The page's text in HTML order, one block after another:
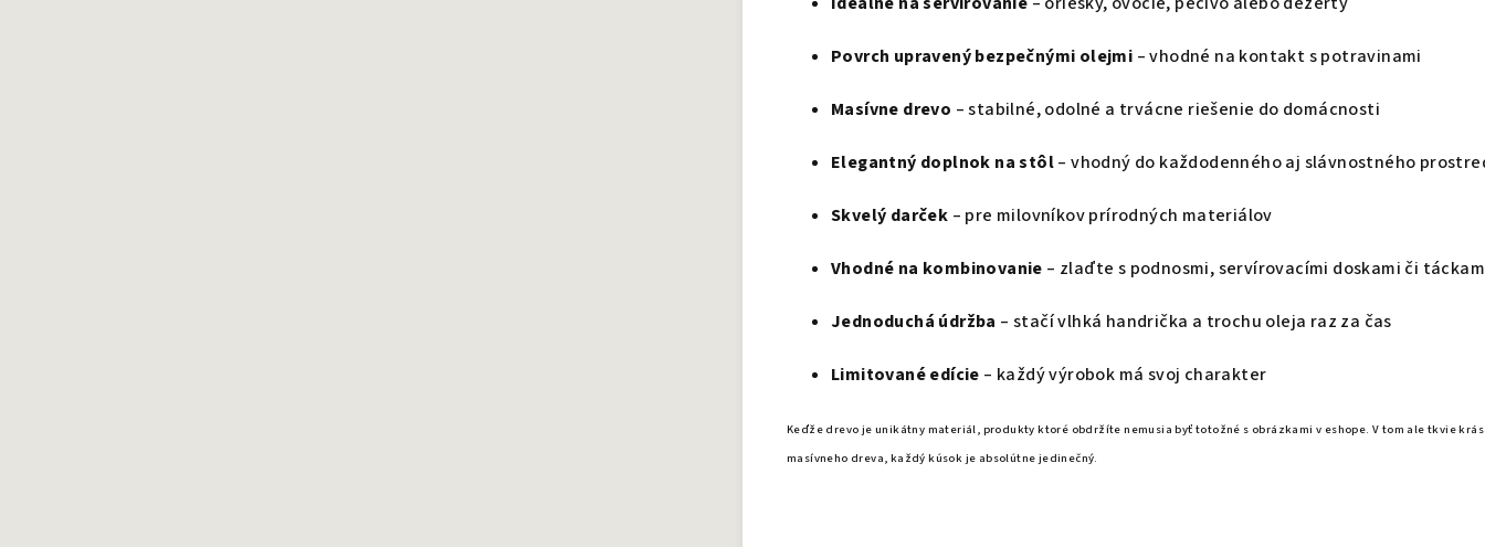
Povrch upravený bezpečnými olejmi – vhodné na kontakt s potravinami
Masívne drevo – stabilné, odolné a trvácne riešenie do domácnosti
Elegantný doplnok na stôl– vhodný do každodenného aj slávnostného
Skvelý darček – pre milovníkov prírodných materiálov
Vhodné na kombinovanie – zlaďte s podnosmi, servírovacími doskami či
Jednoduchá údržba – stačí vlhká handrička a trochu oleja raz za čas
Limitované edície – každý výrobok má svoj charakter
Keďže drevo je unikátny materiál, produkty ktoré obdržíte nemusia byť totožné s obrázkami v eshope. V tom ale tkvie
masívneho dreva, každý kúsok je absolútne jedinečný.